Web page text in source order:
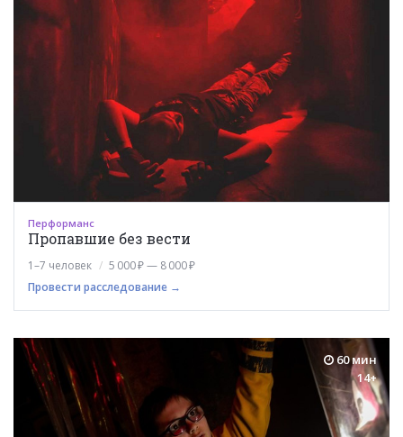
Перформанс
Пропавшие без вести
1–7 человек
5 000 ₽ — 8 000 ₽
Провести расследование →
60 мин
14+